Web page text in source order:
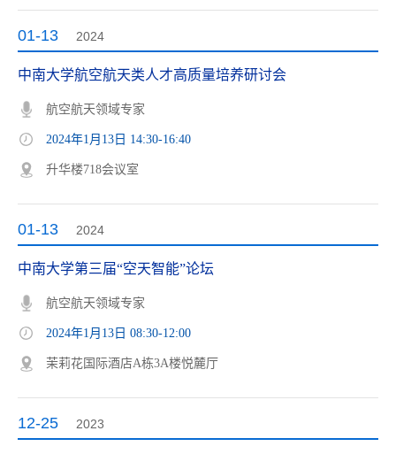
01-13 2024
中南大学航空航天类人才高质量培养研讨会
航空航天领域专家
2024年1月13日 14:30-16:40
升华楼718会议室
01-13 2024
中南大学第三届“空天智能”论坛
航空航天领域专家
2024年1月13日 08:30-12:00
茉莉花国际酒店A栋3A楼悦麓厅
12-25 2023